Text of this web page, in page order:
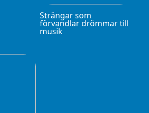
Strängar som
förvandlar drömmar till
musik